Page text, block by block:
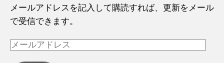
メールアドレスを記入して購読すれば、更新をメール
で受信できます。
メ